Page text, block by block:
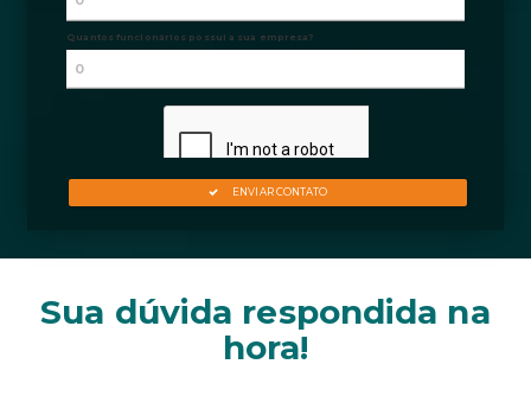
Sua dúvida respondida na
hora!